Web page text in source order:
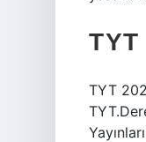
TYT
TYT